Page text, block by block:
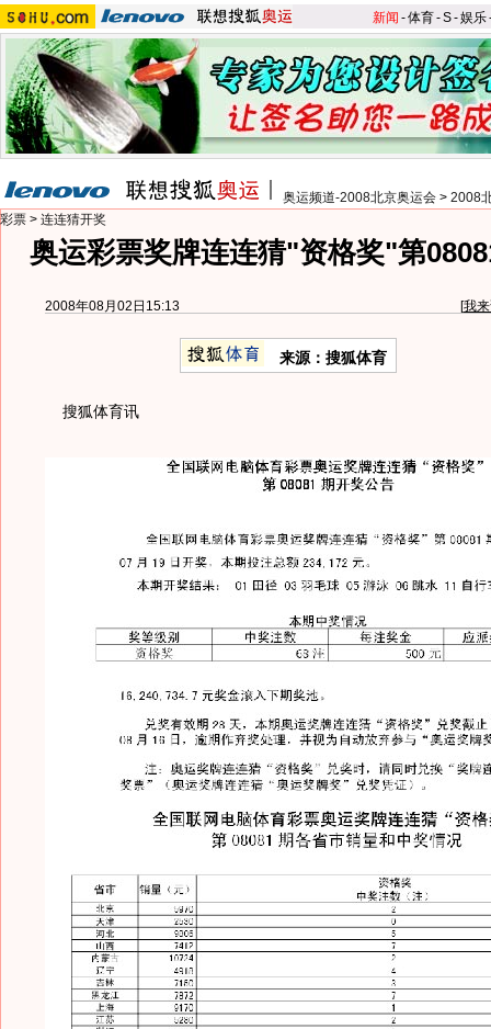
新闻 -体育-S-娱乐
奥运频道-2008北京奥运会 > 2008
彩票 > 连连猜开奖
奥运彩票奖牌连连猜"资格奖"第
2008年08月02日15:13 [我
来源：搜狐体育
搜狐体育讯